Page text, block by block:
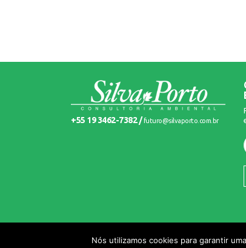
+55 19 3462-7382 /futuro@silvaporto.com.br
© 2026 Silva Porto. Todos os Direitos Reservados.
Nós utilizamos cookies para garantir